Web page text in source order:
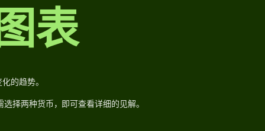
表
的趋势。
择两种货币，即可查看详细的见解。